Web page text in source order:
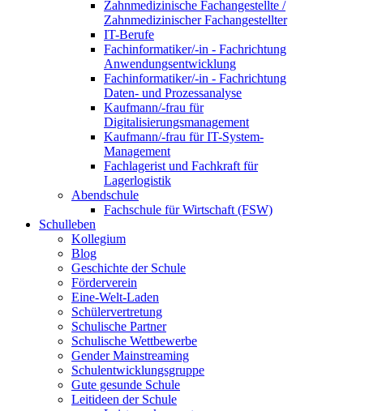
Zahnmedizinische Fachangestellte /
Zahnmedizinischer Fachangestellter
IT-Berufe
Fachinformatiker/-in - Fachrichtung
Anwendungsentwicklung
Fachinformatiker/-in - Fachrichtung
Daten- und Prozessanalyse
Kaufmann/-frau für
Digitalisierungsmanagement
Kaufmann/-frau für IT-System-
Management
Fachlagerist und Fachkraft für
Lagerlogistik
Abendschule
Fachschule für Wirtschaft (FSW)
Schulleben
Kollegium
Blog
Geschichte der Schule
Förderverein
Eine-Welt-Laden
Schülervertretung
Schulische Partner
Schulische Wettbewerbe
Gender Mainstreaming
Schulentwicklungsgruppe
Gute gesunde Schule
Leitideen der Schule